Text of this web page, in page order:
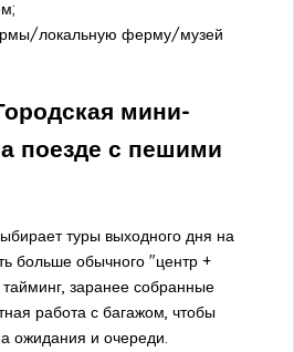
локальную ферму/музей
мини-
поезде с пешими
туры выходного дня на
больше обычного "центр +
заранее собранные
работа с багажом, чтобы
ожидания и очереди.